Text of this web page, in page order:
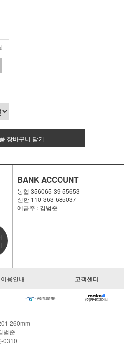
장바구니 담기
BANK ACCOUNT
농협 356065-39-55653
신한 110-363-685037
예금주 : 김범준
이용안내 고객센터
260mm
범준
0310